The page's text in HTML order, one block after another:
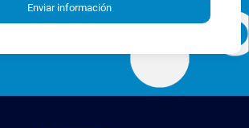
Enviar información